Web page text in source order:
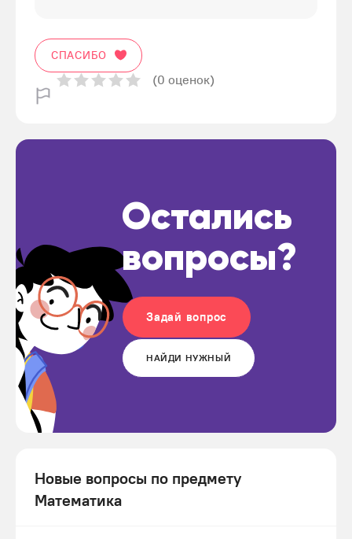
СПАСИБО
(0 оценок)
Остались
вопросы?
Задай вопрос
НАЙДИ НУЖНЫЙ
Новые вопросы по предмету
Математика